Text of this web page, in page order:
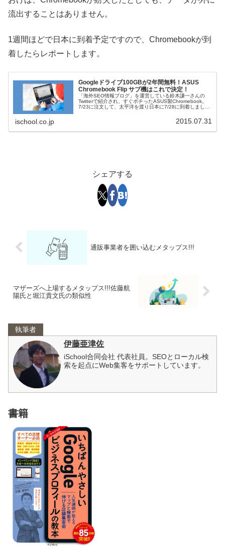
流出することはありません。
1週間ほどで日本に到着予定ですので、Chromebookが到
着したらレポートします。
Googleドライブ100GBが2年間無料！ASUS
Chromebook Flip サブ機はこれで決定！
「海外SEO情報ブログ」を運営している鈴木謙一さんの
Twitterで紹介され、すぐポチったASUS製Chromebook。
7/23に注文して、太平洋を渡り日本に7/28に到着しまし
ischool.co.jp 2015.07.31
シェアする
通販事業者を囲い込むメタップス!!!
マザーズへ上場するメタップス!!!佐藤航
陽氏と堀江貴文氏の類似性
執筆者
伊藤亜津佐
iSchool合同会社 代表社員。SEOとローカル検
索を起点にWeb集客をサポートしています。
書籍